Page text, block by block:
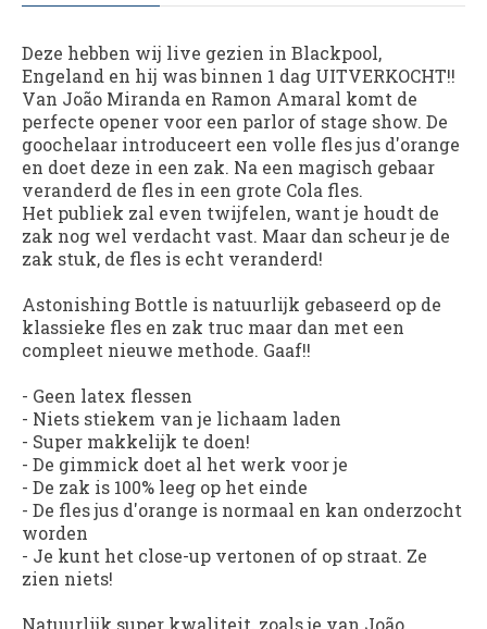
Deze hebben wij live gezien in Blackpool,
Engeland en hij was binnen 1 dag UITVERKOCHT!!
Van João Miranda en Ramon Amaral komt de
perfecte opener voor een parlor of stage show. De
goochelaar introduceert een volle fles jus d'orange
en doet deze in een zak. Na een magisch gebaar
veranderd de fles in een grote Cola fles.
Het publiek zal even twijfelen, want je houdt de
zak nog wel verdacht vast. Maar dan scheur je de
zak stuk, de fles is echt veranderd!
Astonishing Bottle is natuurlijk gebaseerd op de
klassieke fles en zak truc maar dan met een
compleet nieuwe methode. Gaaf!!
- Geen latex flessen
- Niets stiekem van je lichaam laden
- Super makkelijk te doen!
- De gimmick doet al het werk voor je
- De zak is 100% leeg op het einde
- De fles jus d'orange is normaal en kan onderzocht
worden
- Je kunt het close-up vertonen of op straat. Ze
zien niets!
Natuurlijk super kwaliteit, zoals je van João